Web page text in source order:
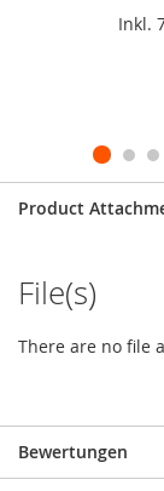
Inkl.
Product
File(s)
There are no file
Bewertungen